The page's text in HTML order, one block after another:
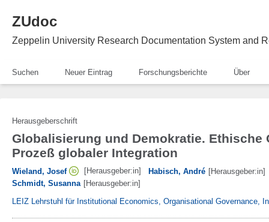
ZUdoc
Zeppelin University Research Documentation System and
Suchen Neuer Eintrag Forschungsberichte Über
Herausgeberschrift
Globalisierung und Demokratie.
Prozeß globaler Integration
Wieland, Josef [Herausgeber:in] Habisch, André [Herausgeber:in]
Schmidt, Susanna [Herausgeber:in]
LEIZ Lehrstuhl für Institutional Economics, Organisational Governance,